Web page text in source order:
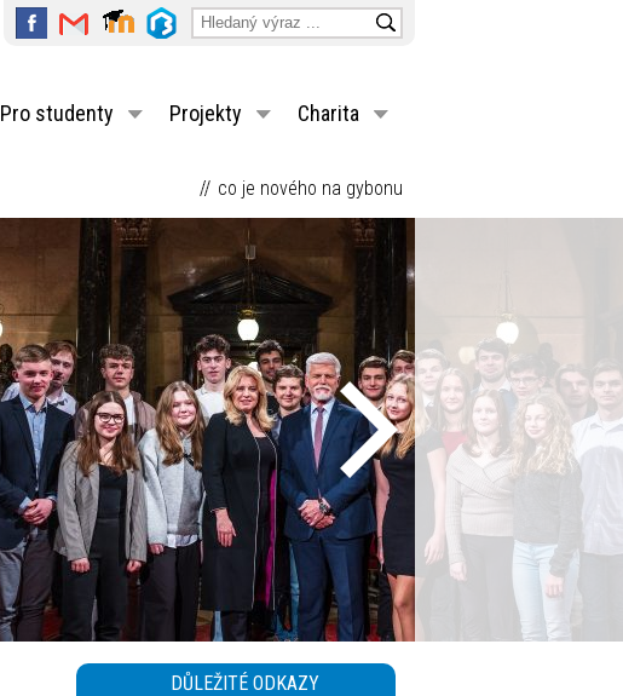
Pro studenty Projekty Charita
co je nového na gybonu
DŮLEŽITÉ ODKAZY